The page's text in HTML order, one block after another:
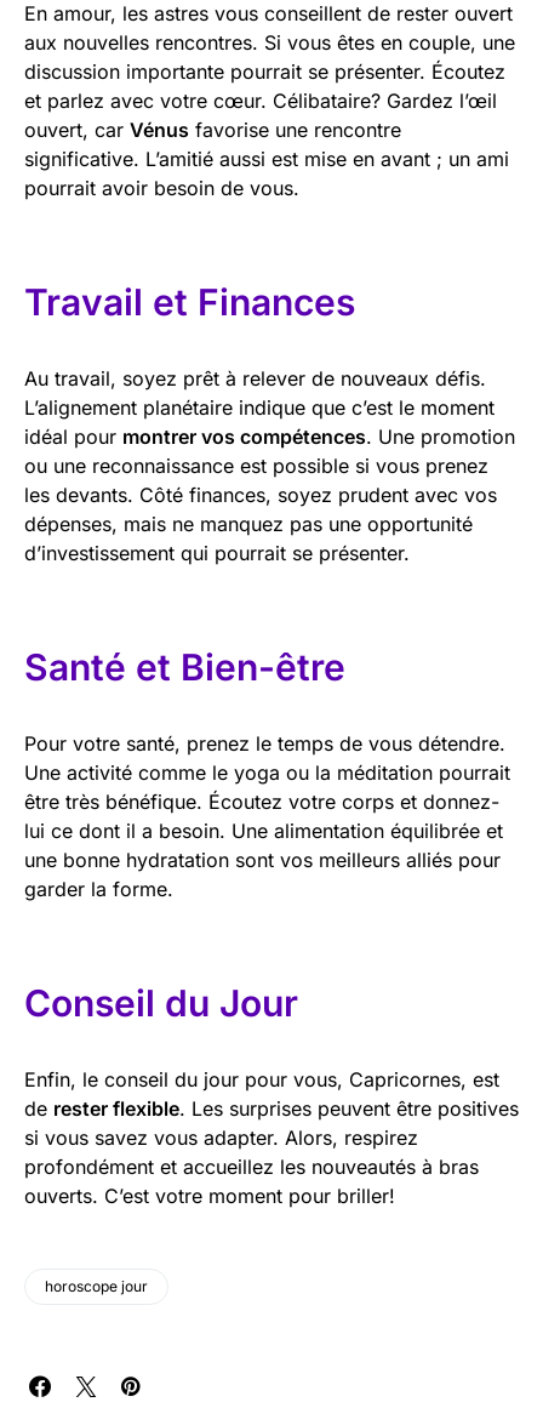
En amour, les astres vous conseillent de rester ouvert
aux nouvelles rencontres. Si vous êtes en couple, une
discussion importante pourrait se présenter. Écoutez
et parlez avec votre cœur. Célibataire? Gardez l’œil
ouvert, car Vénus favorise une rencontre
significative. L’amitié aussi est mise en avant ; un ami
pourrait avoir besoin de vous.
Travail et Finances
Au travail, soyez prêt à relever de nouveaux défis.
L’alignement planétaire indique que c’est le moment
idéal pour montrer vos compétences. Une promotion
ou une reconnaissance est possible si vous prenez
les devants. Côté finances, soyez prudent avec vos
dépenses, mais ne manquez pas une opportunité
d’investissement qui pourrait se présenter.
Santé et Bien-être
Pour votre santé, prenez le temps de vous détendre.
Une activité comme le yoga ou la méditation pourrait
être très bénéfique. Écoutez votre corps et donnez-
lui ce dont il a besoin. Une alimentation équilibrée et
une bonne hydratation sont vos meilleurs alliés pour
garder la forme.
Conseil du Jour
Enfin, le conseil du jour pour vous, Capricornes, est
de rester flexible. Les surprises peuvent être positives
si vous savez vous adapter. Alors, respirez
profondément et accueillez les nouveautés à bras
ouverts. C’est votre moment pour briller!
horoscope jour